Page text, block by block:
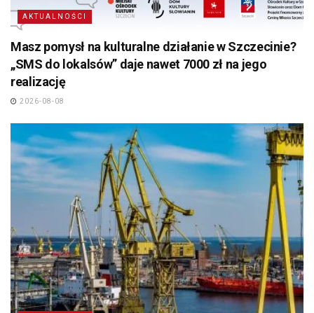
AKTUALNOŚCI
Masz pomysł na kulturalne działanie w Szczecinie?
„SMS do lokalsów” daje nawet 7000 zł na jego
realizację
2026-08-08